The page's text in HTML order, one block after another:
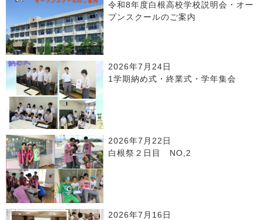
令和8年度白根高校学校説明会・オー
プンスクールのご案内
2026年7月24日
1学期納め式・終業式・学年集会
2026年7月22日
白根祭２日目 NO,2
2026年7月16日